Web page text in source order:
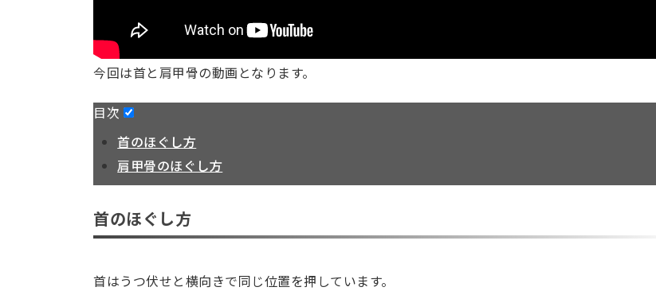
今回は首と肩甲骨の動画となります。
目次
首のほぐし方
肩甲骨のほぐし方
首のほぐし方
首はうつ伏せと横向きで同じ位置を押しています。